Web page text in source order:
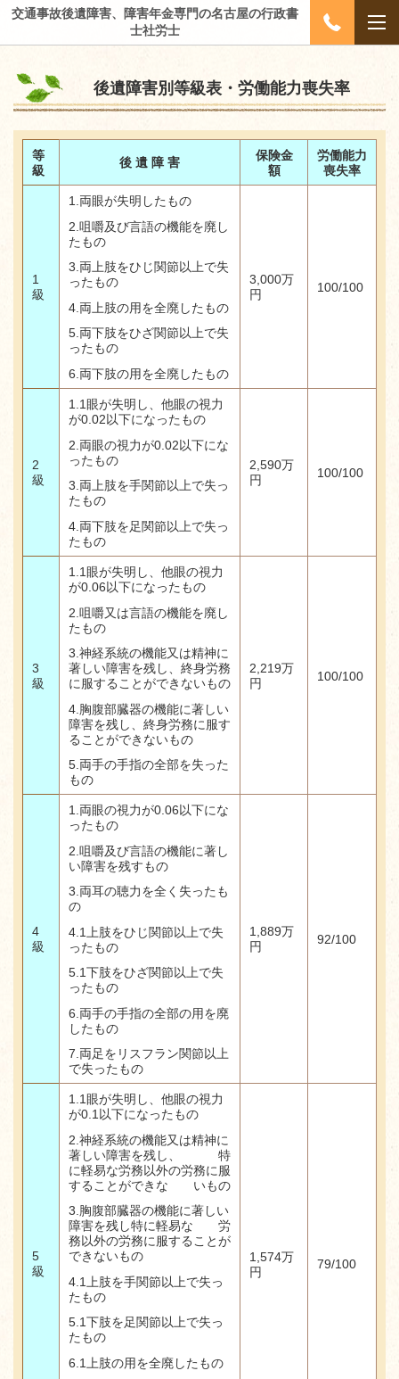
交通事故後遺障害、障害年金専門の名古屋の行政書
士社労士
後遺障害別等級表・労働能力喪失率
等
級
後 遺 障 害
保険金
額
労働能力
喪失率
1
級
1.両眼が失明したもの
2. 咀嚼及び言語の機能を廃し
たもの
3. 両上肢をひじ関節以上で失
ったもの
4. 両上肢の用を全廃したもの
5. 両下肢をひざ関節以上で失
ったもの
6. 両下肢の用を全廃したもの
3,000万
円
100/100
2
級
1.1眼が失明し、他眼の視力
が0.02以下になったもの
2. 両眼の視力が0.02以下にな
ったもの
3. 両上肢を手関節以上で失っ
たもの
4. 両下肢を足関節以上で失っ
たもの
2,590万
円
100/100
3
級
1.1眼が失明し、他眼の視力
が0.06以下になったもの
2. 咀嚼又は言語の機能を廃し
たもの
3. 神経系統の機能又は精神に
著しい障害を残し、終身労務
に服することができないもの
4. 胸腹部臓器の機能に著しい
障害を残し、終身労務に服す
ることができないもの
5.両手の手指の全部を失った
もの
2,219万
円
100/100
4
級
1.両眼の視力が0.06以下にな
ったもの
2. 咀嚼及び言語の機能に著し
い障害を残すもの
3. 両耳の聴力を全く失ったも
の
4.1
上肢をひじ関節以上で失
ったもの
5.1下肢をひざ関節以上で失
ったもの
6. 両手の手指の全部の用を廃
したもの
7. 両足をリスフラン関節以上
で失ったもの
1,889万
円
92/100
5
級
1.1眼が失明し、他眼の視力
が0.1以下になったもの
2.神経系統の機能又は精神に
著しい障害を残し、 特
に軽易な労務以外の労務に服
することができな いもの
3.胸腹部臓器の機能に著しい
障害を残し特に軽易な 労
務以外の労務に服することが
できないもの
4.1
上肢を手関節以上で失っ
たもの
5.1下肢を足関節以上で失っ
たもの
6.1
上肢の用を全廃したもの
1,574万
円
79/100